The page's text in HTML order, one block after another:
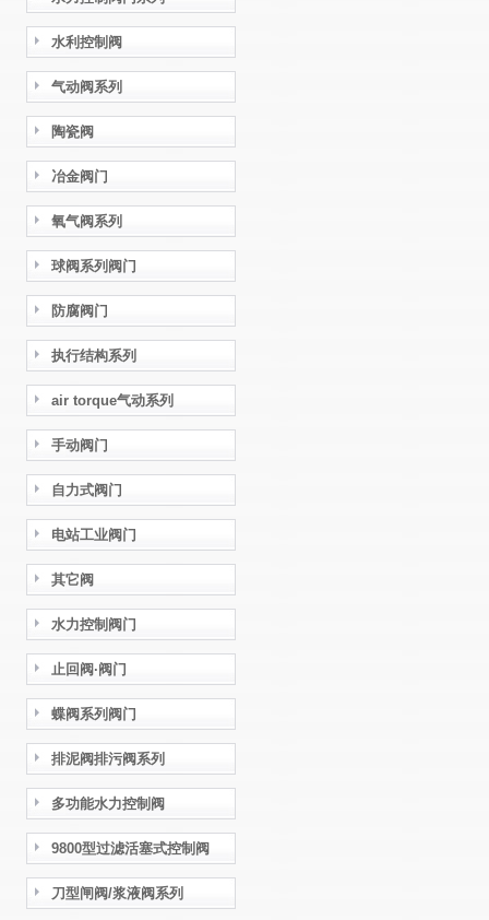
水利控制阀
气动阀系列
陶瓷阀
冶金阀门
氧气阀系列
球阀系列阀门
防腐阀门
执行结构系列
air torque气动系列
手动阀门
自力式阀门
电站工业阀门
其它阀
水力控制阀门
止回阀·阀门
蝶阀系列阀门
排泥阀排污阀系列
多功能水力控制阀
9800型过滤活塞式控制阀
刀型闸阀/浆液阀系列